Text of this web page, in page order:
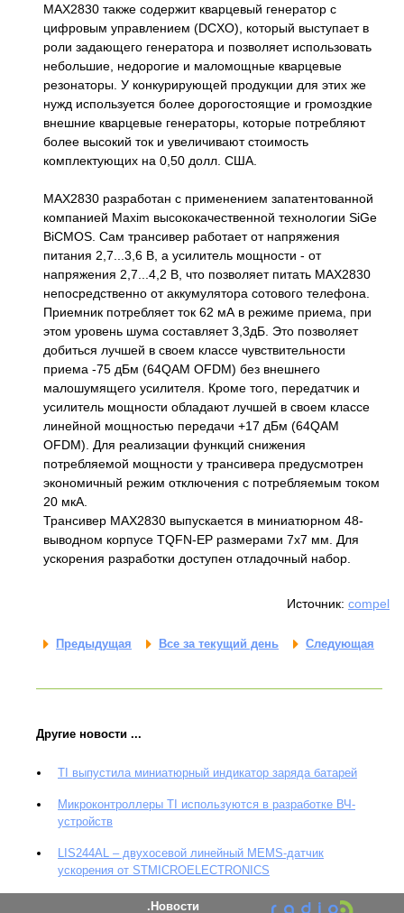
MAX2830 также содержит кварцевый генератор с
цифровым управлением (DCXO), который выступает в
роли задающего генератора и позволяет использовать
небольшие, недорогие и маломощные кварцевые
резонаторы. У конкурирующей продукции для этих же
нужд используется более дорогостоящие и громоздкие
внешние кварцевые генераторы, которые потребляют
более высокий ток и увеличивают стоимость
комплектующих на 0,50 долл. США.
MAX2830 разработан с применением запатентованной
компанией Maxim высококачественной технологии SiGe
BiCMOS. Сам трансивер работает от напряжения
питания 2,7...3,6 В, а усилитель мощности - от
напряжения 2,7...4,2 В, что позволяет питать MAX2830
непосредственно от аккумулятора сотового телефона.
Приемник потребляет ток 62 мА в режиме приема, при
этом уровень шума составляет 3,3дБ. Это позволяет
добиться лучшей в своем классе чувствительности
приема -75 дБм (64QAM OFDM) без внешнего
малошумящего усилителя. Кроме того, передатчик и
усилитель мощности обладают лучшей в своем классе
линейной мощностью передачи +17 дБм (64QAM
OFDM). Для реализации функций снижения
потребляемой мощности у трансивера предусмотрен
экономичный режим отключения с потребляемым током
20 мкА.
Трансивер MAX2830 выпускается в миниатюрном 48-
выводном корпусе TQFN-EP размерами 7х7 мм. Для
ускорения разработки доступен отладочный набор.
Источник: compel
Предыдущая Все за текущий день Следующая
Другие новости ...
TI выпустила миниатюрный индикатор заряда батарей
Микроконтроллеры TI используются в разработке ВЧ-
устройств
LIS244AL – двухосевой линейный MEMS-датчик
ускорения от STMICROELECTRONICS
Новости